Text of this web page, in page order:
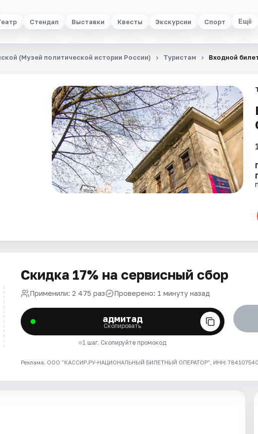
Стендап Выставки Квесты Экскурсии Спорт Ещё
(Музей политической истории России) Туристам Входной
Скидка 17% на сервисный сбор
Применили: 2 475 раз Проверено: 1 минуту назад
адмитад
Скопировать
1 шаг. Скопируйте промокод
Реклама. ООО "КАССИР.РУ-НАЦИОНАЛЬНЫЙ БИЛЕТНЫЙ ОПЕРАТОР", ИНН: 7841075409